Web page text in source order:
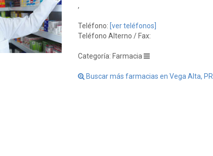
,
Teléfono: [ver teléfonos]
Teléfono Alterno / Fax:
Categoría: Farmacia
Buscar más farmacias en Vega Alta, PR